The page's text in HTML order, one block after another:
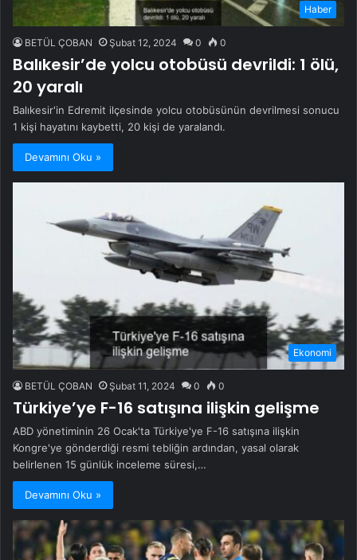
Haber
BETÜL ÇOBAN Şubat 12, 2024 0 0
Balıkesir’de yolcu otobüsü devrildi: 1 ölü,
20 yaralı
Balıkesir'in Edremit ilçesinde yolcu otobüsünün devrilmesi sonucu
1 kişi hayatını kaybetti, 20 kişi de yaralandı.
Devamını Oku »
Ekonomi
BETÜL ÇOBAN Şubat 11, 2024 0 0
Türkiye’ye F-16 satışına ilişkin gelişme
ABD yönetiminin 26 Ocak'ta Türkiye'ye F-16 satışına ilişkin
Kongre'ye gönderdiği resmi tebliğin ardından, yasal olarak
belirlenen 15 günlük inceleme süresi,…
Devamını Oku »